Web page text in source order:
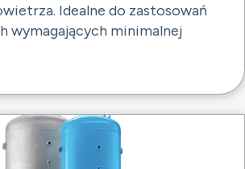
Idealne do zastosowań
wymagających minimalnej